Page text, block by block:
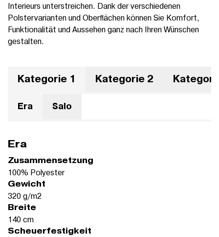
Interieurs unterstreichen. Dank der verschiedenen
Polstervarianten und Oberflächen können Sie Komfort,
Funktionalität und Aussehen ganz nach Ihren Wünschen
gestalten.
Kategorie 1 Kategorie 2
Era Salo
Era
Zusammensetzung
100% Polyester
Gewicht
320 g/m2
Breite
140 cm
Scheuerfestigkeit